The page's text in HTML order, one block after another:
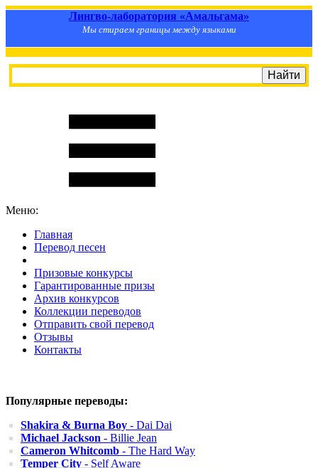
Лингво-лаборатория «Амальгама»
Мы стираем границы между языками
Меню:
Главная
Перевод песен
Призовые конкурсы
Гарантированные призы
Архив конкурсов
Коллекции переводов
Отправить свой перевод
Отзывы
Контакты
Популярные переводы:
Shakira & Burna Boy - Dai Dai
Michael Jackson - Billie Jean
Cameron Whitcomb - The Hard Way
Temper City - Self Aware